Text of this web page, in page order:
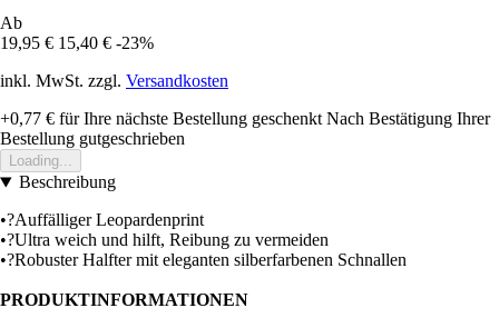
Ab
19,95 € 15,40 € -23%
inkl. MwSt. zzgl. Versandkosten
+0,77 € für Ihre nächste Bestellung geschenkt Nach Bestätigung Ihrer
Bestellung gutgeschrieben
Loading...
Beschreibung
•?Auffälliger Leopardenprint
•?Ultra weich und hilft, Reibung zu vermeiden
•?Robuster Halfter mit eleganten silberfarbenen Schnallen
PRODUKTINFORMATIONEN